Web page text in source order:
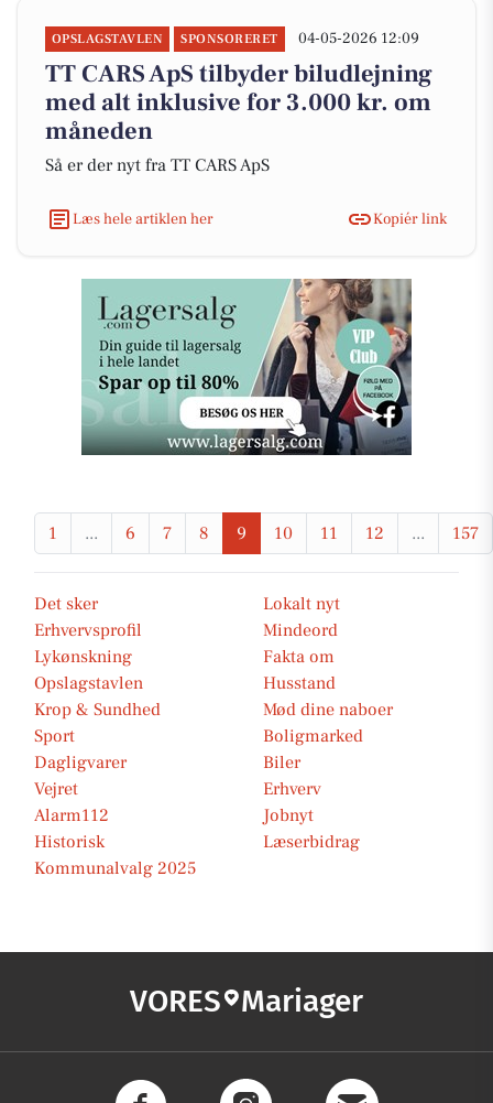
OPSLAGSTAVLEN SPONSORERET 04-05-2026 12:09
TT CARS ApS tilbyder biludlejning
med alt inklusive for 3.000 kr. om
måneden
Så er der nyt fra TT CARS ApS
Læs hele artiklen her Kopiér link
1 ... 6 7 8 9 10 11 12 ... 157
Det sker
Lokalt nyt
Erhvervsprofil
Mindeord
Lykønskning
Fakta om
Opslagstavlen
Husstand
Krop & Sundhed
Mød dine naboer
Sport
Boligmarked
Dagligvarer
Biler
Vejret
Erhverv
Alarm112
Jobnyt
Historisk
Læserbidrag
Kommunalvalg 2025
VORES Mariager